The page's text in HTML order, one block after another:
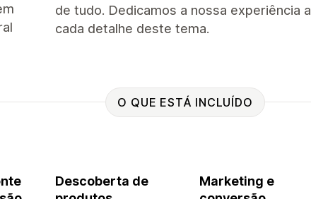
de tudo. Dedicamos a nossa experiência a
cada detalhe deste tema.
O QUE ESTÁ INCLUÍDO
Descoberta de
Marketing e